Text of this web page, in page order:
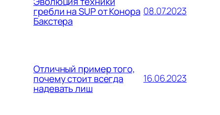
гребли на SUP от Конора
Бакстера
08.07.2023
Отличный пример того,
почему стоит всегда
надевать лиш
16.06.2023